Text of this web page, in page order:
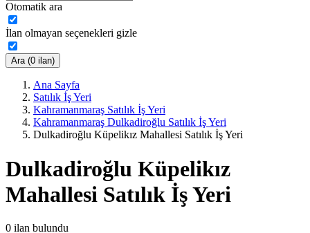
Otomatik ara
İlan olmayan seçenekleri gizle
Ara (0 ilan)
Ana Sayfa
Satılık İş Yeri
Kahramanmaraş Satılık İş Yeri
Kahramanmaraş Dulkadiroğlu Satılık İş Yeri
Dulkadiroğlu Küpelikız Mahallesi Satılık İş Yeri
Dulkadiroğlu Küpelikız
Mahallesi Satılık İş Yeri
0 ilan bulundu